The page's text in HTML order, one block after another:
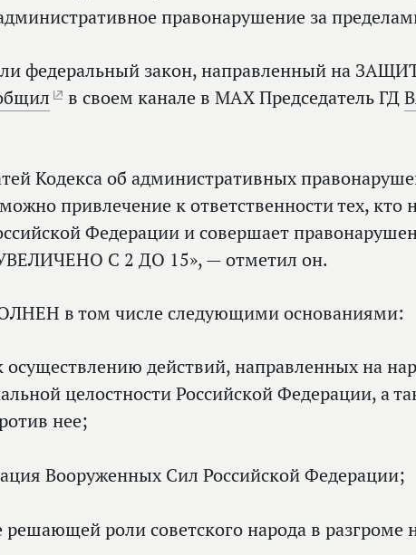
правонарушение за
федеральный закон, направленный на
в своем канале в МАХ Председатель ГД
Кодекса об административных
привлечение к ответственности тех, кто
Федерации и совершает
С 2 ДО 15», — отметил он.
в том числе следующими основаниями:
действий, направленных на
целостности Российской Федерации, а
нее;
Вооруженных Сил Российской Федерации;
решающей роли советского народа в разгроме